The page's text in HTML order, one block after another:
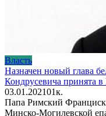
Власть
Назначен новый глава
Кондрусевича принята в
03.01.202101к.
Папа Римский Франциск
Минско-Могилевской